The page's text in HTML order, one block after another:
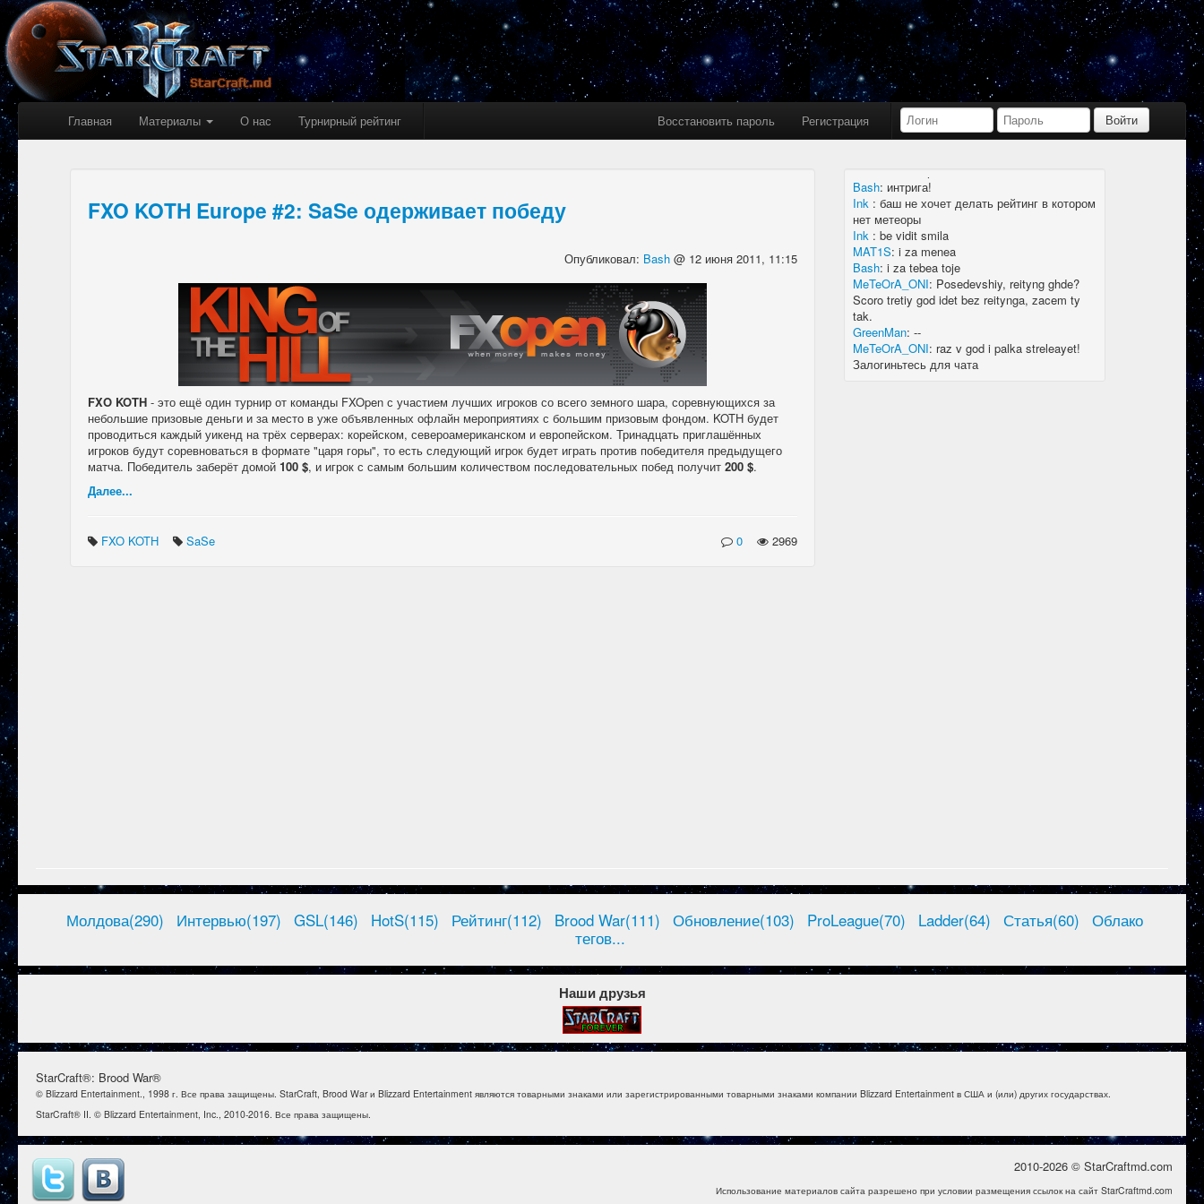
Главная Материалы О нас Турнирный рейтинг Восстановить пароль Регистрация
FXO KOTH Europe #2: SaSe одерживает победу
Опубликовал: Bash @ 12 июня 2011, 11:15
FXO KOTH- это ещё один турнир от команды FXOpen с участием лучших игроков со всего земного шара, соревнующихся за
небольшие призовые деньги и за место в уже объявленных офлайн мероприятиях с большим призовым фондом. KOTH будет
проводиться каждый уикенд на трёх серверах: корейском, североамериканском и европейском. Тринадцать приглашённых
игроков будут соревноваться в формате "царя горы", то есть следующий игрок будет играть против победителя предыдущего
матча. Победитель заберёт домой 100 $, и игрок с самым большим количеством последовательных побед получит 200 $.
Далее...
FXO KOTH SaSe 0 2969
Bash : limboid, заходил бы в Дискорд не
пропустил бы.
Ink
limboid, сейчас как бы всё сообщество
в дискорде, там всегда инфа самая
актуальная
k7.Gladiator : yoyo
Ink:yoyo
MAT1S
гладиатор = бв нагибатор?
Ink:на 20 лей игратор
Bash: интрига!
Ink :баш не хочет делать рейтинг в котором
нет метеоры
Ink :be vidit smila
MAT1S:i za menea
Bash:i za tebea toje
MeTeOrA_ONI: Posedevshiy, reityng ghde?
Scoro tretiy god idet bez reitynga, zacem ty
tak.
GreenMan:--
MeTeOrA_ONI: raz v god i palka streleayet!
Залогиньтесь для чата
Молдова(290) Интервью(197) GSL(146) HotS(115) Рейтинг(112) Brood War(111) Обновление(103) ProLeague(70) Ladder(64) Статья(60)
Облако
тегов...
Наши друзья
StarCraft®: Brood War®
© Blizzard Entertainment., 1998 г. Все права защищены. StarCraft, Brood War и Blizzard Entertainment являются товарными знаками или зарегистрированными товарными знаками компании Blizzard Entertainment в США и (или) других государствах.
StarCraft® II. © Blizzard Entertainment, Inc., 2010-2016. Все права защищены.
2010-2026 © StarCraftmd.com
Использование материалов сайта разрешено при условии размещения ссылок на сайт StarCraftmd.com